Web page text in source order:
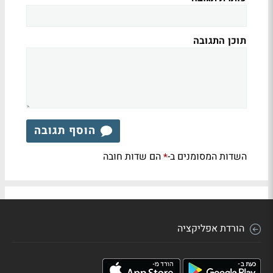
תוכן התגובה
הוסף תגובה
השדות המסומנים ב-*הם שדות חובה
הורדת אפליקציה